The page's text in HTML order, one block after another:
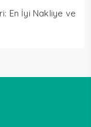
En İyi Nakliye ve